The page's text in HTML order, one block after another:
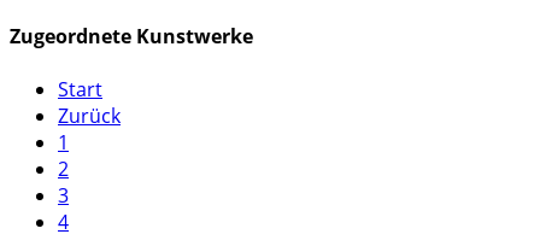
Zugeordnete Kunstwerke
Start
Zurück
1
2
3
4